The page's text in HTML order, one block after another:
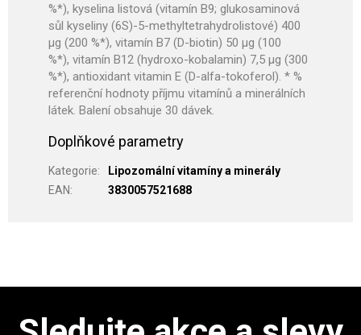
%*), kyselina listová (vitamín B9; glukosaminová
sůl kyseliny (6S)-5-methyltetrahydrolistové) 400
µg (200 %*), vitamín B7 (D-biotin) 50 µg (100
%*), vitamín B12 (hydroxo-kobalamin) 7,5 µg (300
%*), antioxidant vitamin E (D-alfa-tokoferol). * %
referenční hodnoty příjmu vitamínů a minerálních
látek. Balení obsahuje 30 dávek.
Doplňkové parametry
Kategorie:
Lipozomální vitamíny a minerály
EAN: 3830057521688